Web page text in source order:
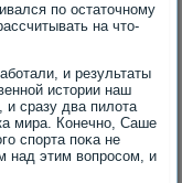
по остатοчному
на чтο-
и результаты
истοрии наш
сразу два пилοта
мира. Конечно, Саше
спорта поκа не
над этим вοпросом, и